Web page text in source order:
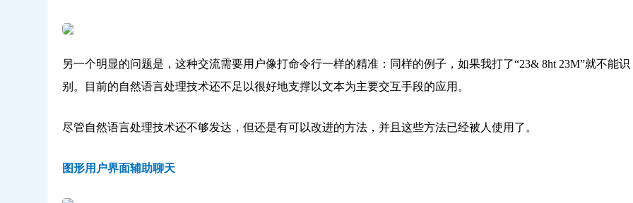
另一个明显的问题是，这种交流需要用户像打命令行一样的精准：同样的例子，如果我打了“23& 8ht 23M”就不能识
别。目前的自然语言处理技术还不足以很好地支撑以文本为主要交互手段的应用。
尽管自然语言处理技术还不够发达，但还是有可以改进的方法，并且这些方法已经被人使用了。
图形用户界面辅助聊天